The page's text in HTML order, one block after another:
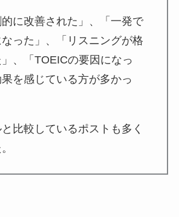
的に改善された」、「一発で
った」、「リスニングが格
、「TOEICの要因になっ
を感じている方が多かっ
と比較しているポストも多く